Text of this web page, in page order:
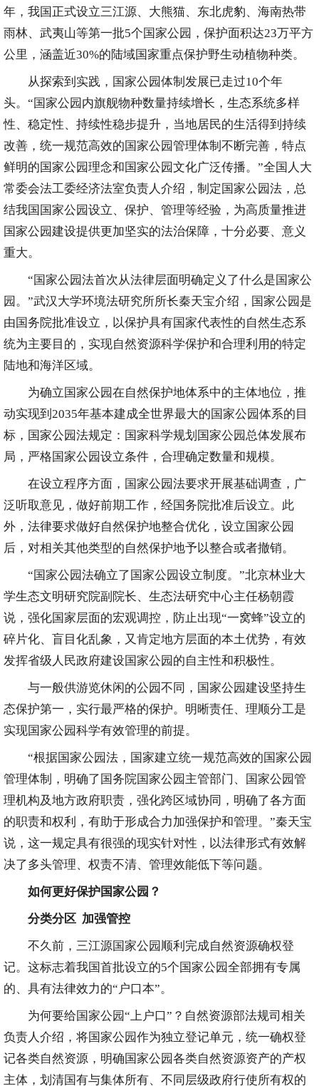
年，我国正式设立三江源、大熊猫、东北虎豹、海南热带
雨林、武夷山等第一批5个国家公园，保护面积达23万平方
公里，涵盖近30%的陆域国家重点保护野生动植物种类。
从探索到实践，国家公园体制发展已走过10个年
头。“国家公园内旗舰物种数量持续增长，生态系统多样
性、稳定性、持续性稳步提升，当地居民的生活得到持续
改善，统一规范高效的国家公园管理体制不断完善，特点
鲜明的国家公园理念和国家公园文化广泛传播。”全国人大
常委会法工委经济法室负责人介绍，制定国家公园法，总
结我国国家公园设立、保护、管理等经验，为高质量推进
国家公园建设提供更加坚实的法治保障，十分必要、意义
重大。
“国家公园法首次从法律层面明确定义了什么是国家公
园。”武汉大学环境法研究所所长秦天宝介绍，国家公园是
由国务院批准设立，以保护具有国家代表性的自然生态系
统为主要目的，实现自然资源科学保护和合理利用的特定
陆地和海洋区域。
为确立国家公园在自然保护地体系中的主体地位，推
动实现到2035年基本建成全世界最大的国家公园体系的目
标，国家公园法规定：国家科学规划国家公园总体发展布
局，严格国家公园设立条件，合理确定数量和规模。
在设立程序方面，国家公园法要求开展基础调查，广
泛听取意见，做好前期工作，经国务院批准后设立。此
外，法律要求做好自然保护地整合优化，设立国家公园
后，对相关其他类型的自然保护地予以整合或者撤销。
“国家公园法确立了国家公园设立制度。”北京林业大
学生态文明研究院副院长、生态法研究中心主任杨朝霞
说，强化国家层面的宏观调控，防止出现“一窝蜂”设立的
碎片化、盲目化乱象，又肯定地方层面的本土优势，有效
发挥省级人民政府建设国家公园的自主性和积极性。
与一般供游览休闲的公园不同，国家公园建设坚持生
态保护第一，实行最严格的保护。明晰责任、理顺分工是
实现国家公园科学有效管理的前提。
“根据国家公园法，国家建立统一规范高效的国家公园
管理体制，明确了国务院国家公园主管部门、国家公园管
理机构及地方政府职责，强化跨区域协同，明确了各方面
的职责和权利，有助于形成合力加强保护和管理。”秦天宝
说，这一规定具有很强的现实针对性，以法律形式有效解
决了多头管理、权责不清、管理效能低下等问题。
如何更好保护国家公园？
分类分区 加强管控
不久前，三江源国家公园顺利完成自然资源确权登
记。这标志着我国首批设立的5个国家公园全部拥有专属
的、具有法律效力的“户口本”。
为何要给国家公园“上户口”？自然资源部法规司相关
负责人介绍，将国家公园作为独立登记单元，统一确权登
记各类自然资源，明确国家公园各类自然资源资产的产权
主体，划清国有与集体所有、不同层级政府行使所有权的